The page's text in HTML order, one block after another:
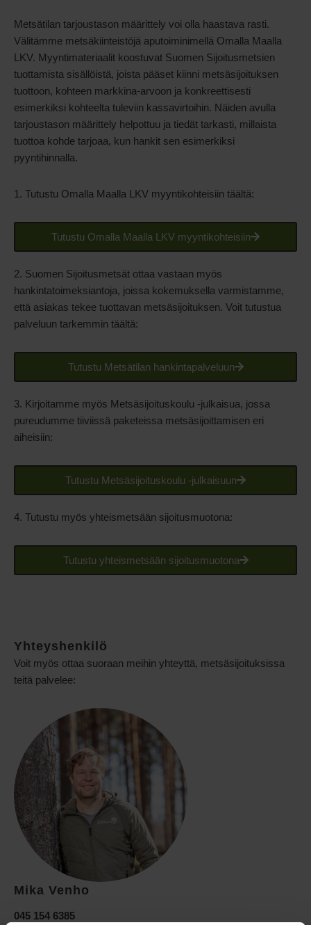
Metsätilan tarjoustason määrittely voi olla haastava rasti.
Välitämme metsäkiinteistöjä aputoiminimellä Omalla Maalla
LKV. Myyntimateriaalit koostuvat Suomen Sijoitusmetsien
tuottamista sisällöistä, joista pääset kiinni metsäsijoituksen
tuottoon, kohteen markkina-arvoon ja konkreettisesti
esimerkiksi kohteelta tuleviin kassavirtoihin. Näiden avulla
tarjoustason määrittely helpottuu ja tiedät tarkasti, millaista
tuottoa kohde tarjoaa, kun hankit sen esimerkiksi
pyyntihinnalla.
1. Tutustu Omalla Maalla LKV myyntikohteisiin täältä:
Tutustu Omalla Maalla LKV myyntikohteisiin
2. Suomen Sijoitusmetsät ottaa vastaan myös
hankintatoimeksiantoja, joissa kokemuksella varmistamme,
että asiakas tekee tuottavan metsäsijoituksen. Voit tutustua
palveluun tarkemmin täältä:
Tutustu Metsätilan hankintapalveluun
3. Kirjoitamme myös Metsäsijoituskoulu -julkaisua, jossa
pureudumme tiiviissä paketeissa metsäsijoittamisen eri
aiheisiin:
Tutustu Metsäsijoituskoulu -julkaisuun
4. Tutustu myös yhteismetsään sijoitusmuotona:
Tutustu yhteismetsään sijoitusmuotona
Yhteyshenkilö
Voit myös ottaa suoraan meihin yhteyttä, metsäsijoituksissa
teitä palvelee:
Mika Venho
045 154 6385